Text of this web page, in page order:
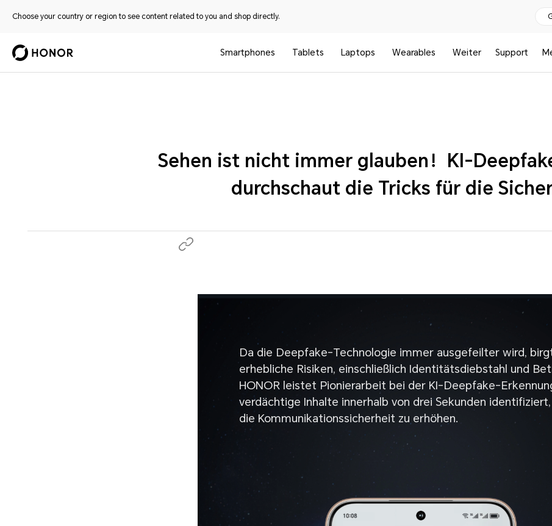
Choose your country or region to see content related to you and shop directly.
Smartphones Tablets Laptops Wearables Weiter Support
Sehen ist nicht immer glauben！KI-
durchschaut die Tricks für die